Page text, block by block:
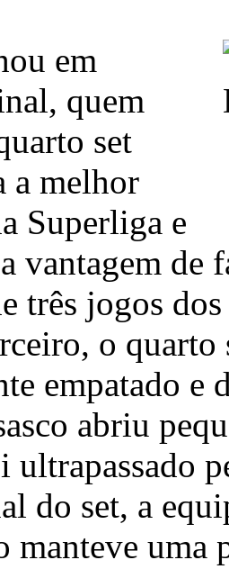
em
quem
set
a melhor
Superliga e
vantagem de
três jogos
o quarto
empatado e
abriu
ultrapassado
do set, a
manteve uma